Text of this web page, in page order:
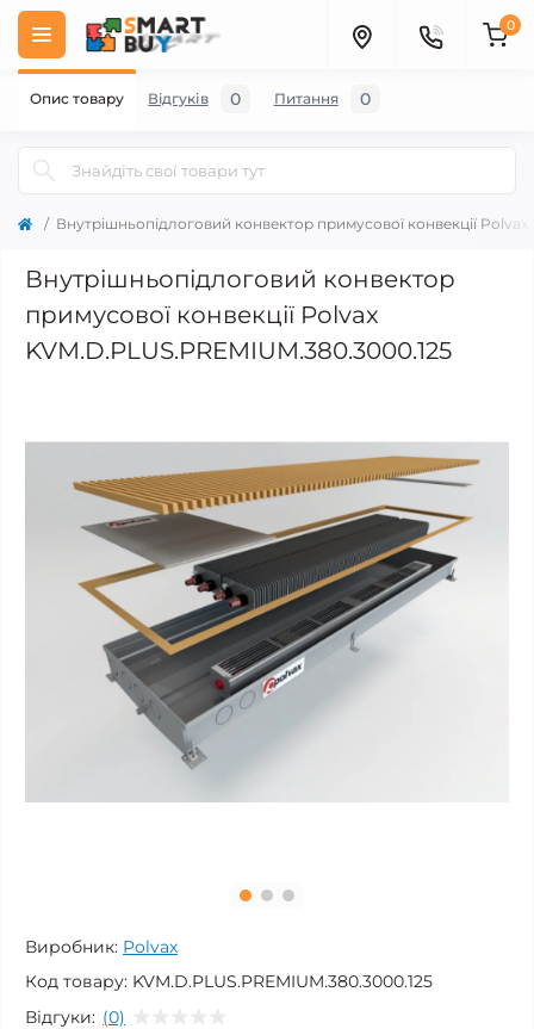
0
Внутрішньопідлоговий конвектор примусової конвекції
Внутрішньопідлоговий конвектор
примусової конвекції Polvax
KVM.D.PLUS.PREMIUM.380.3000.125
Виробник: Polvax
Код товару: KVM.D.PLUS.PREMIUM.380.3000.125
Відгуки: (0)
Опис товару Відгуків 0 Питання 0